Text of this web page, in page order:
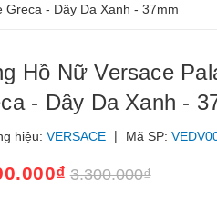
- Dây Da Xanh - 37mm
Hồ Nữ Versace
- Dây Da Xanh -
hiệu: VERSACE | Mã SP:
3.300.000₫